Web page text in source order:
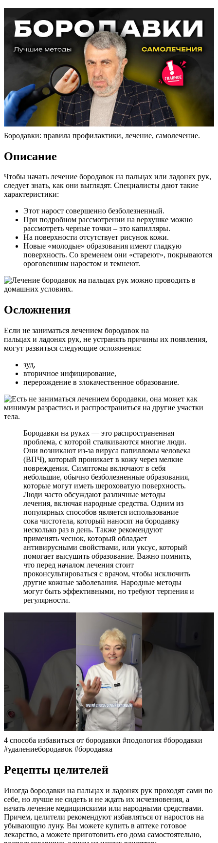
Бородавки: правила профилактики, лечение, самолечение.
Описание
Чтобы начать лечение бородавок на пальцах или ладонях рук,
следует знать, как они выглядят. Специалисты дают такие
характеристики:
Этот нарост совершенно безболезненный.
При подробном рассмотрении на верхушке можно
рассмотреть черные точки – это капилляры.
На поверхности отсутствует рисунок кожи.
Новые «молодые» образования имеют гладкую
поверхность. Со временем они «стареют», покрываются
ороговевшим наростом и темнеют.
Осложнения
Если не заниматься лечением бородавок на
пальцах и ладонях рук, не устранять причины их появления,
могут развиться следующие осложнения:
зуд,
вторичное инфицирование,
перерождение в злокачественное образование.
Бородавки на руках — это распространенная
проблема, с которой сталкиваются многие люди.
Они возникают из-за вируса папилломы человека
(ВПЧ), который проникает в кожу через мелкие
повреждения. Симптомы включают в себя
небольшие, обычно безболезненные образования,
которые могут иметь шероховатую поверхность.
Люди часто обсуждают различные методы
лечения, включая народные средства. Одним из
популярных способов является использование
сока чистотела, который наносят на бородавку
несколько раз в день. Также рекомендуют
применять чеснок, который обладает
антивирусными свойствами, или уксус, который
помогает высушить образование. Важно помнить,
что перед началом лечения стоит
проконсультироваться с врачом, чтобы исключить
другие кожные заболевания. Народные методы
могут быть эффективными, но требуют терпения и
регулярности.
4 способа избавиться от бородавки #подология #бородавки
#удалениебородавок #бородавка
Рецепты целителей
Иногда бородавки на пальцах и ладонях рук проходят сами по
себе, но лучше не сидеть и не ждать их исчезновения, а
начать лечение медицинскими или народными средствами.
Причем, целители рекомендуют избавляться от наростов на
убывающую луну. Вы можете купить в аптеке готовое
лекарство, а можете приготовить его дома самостоятельно,